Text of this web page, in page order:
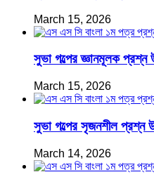
March 15, 2026
সুভা গল্পের জ্ঞানমূলক
March 15, 2026
সুভা গল্পের সৃজনশীল প্রশ্ন
March 14, 2026